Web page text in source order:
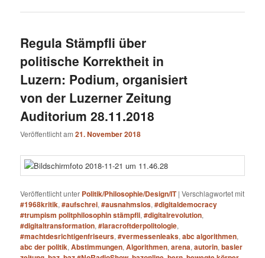
Regula Stämpfli über
politische Korrektheit in
Luzern: Podium, organisiert
von der Luzerner Zeitung
Auditorium 28.11.2018
Veröffentlicht am21. November 2018
Veröffentlicht unter Politik/Philosophie/Design/IT |Verschlagwortet mit
#1968kritik,#aufschrei,#ausnahmslos,#digitaldemocracy
#trumpism politphilosophin stämpfli,#digitalrevolution,
#digitaltransformation,#laracroftderpolitologie,
#machtdesrichtigenfriseurs,#vermessenleaks,abc algorithmen,
abc der politik,Abstimmungen,Algorithmen,arena,autorin,basler